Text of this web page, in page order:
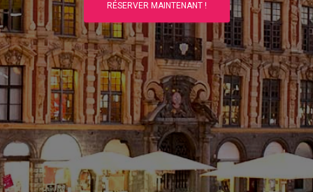
RÉSERVER MAINTENANT !